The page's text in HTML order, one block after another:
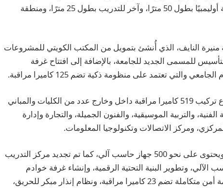
7000 متر مربع، والذي يضم حمام سباحة أوليمبيًا بطول 50 مترًا، وآخر للتدريب بطول 25 مترًا، ومنطقة
النايف، الذي أُنشئ بتمويل من المكتب الكويتي للمشروعات
للمسمى الجديد للجامعة، بالإضافة إلى افتتاح غرفة
والتي تعتمد على منظومة ذكية تضم 125 كاميرا مراقبة.
كما تضمنت المرحلة الأولى من المشروع تركيب 519 كاميرا مراقبة داخل وخارج عدد من الكليات والمباني
والتربية الموسيقية، والفنون الجميلة، والتجارة وإدارة
ومركز الاتصالات وتكنولوجيا المعلومات.
وافتتح الوزير المعمل المركزي المطور ويحتوى على نحو 500 جهاز حاسب آلي، كما تم تجديد مركز التدريب
عمل للحاسب الآلي، وتطوير البنية التحتية الرقمية، وإنشاء غرفة خوادم
مركزية، إلى جانب تزويد المركز بمنظومة أمن متكاملة تضم 23 كاميرا مراقبة، ونظام إنذار مبكر للحريق،